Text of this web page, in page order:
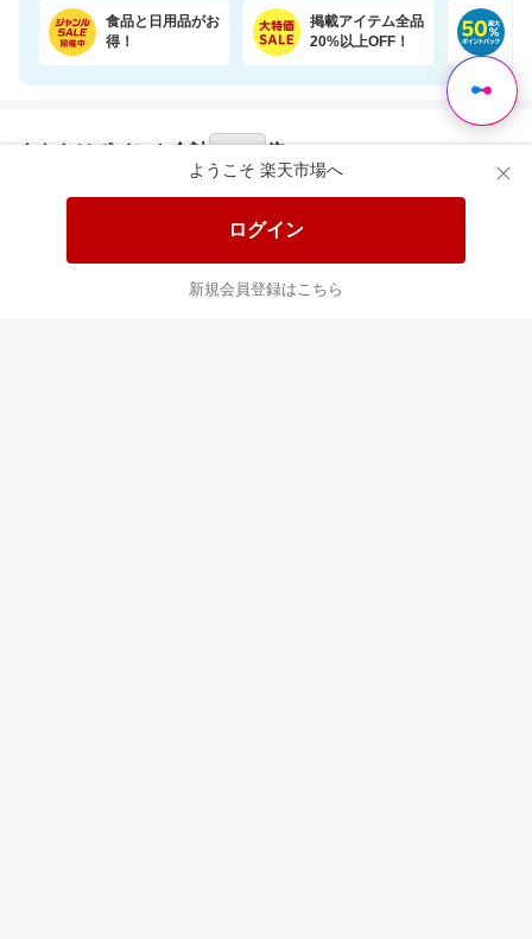
ようこそ 楽天市場へ
ログイン
新規会員登録はこちら
食品と日用品がお
得！
掲載アイテム全品
20%以上OFF！
あなたはポイント 合計 倍